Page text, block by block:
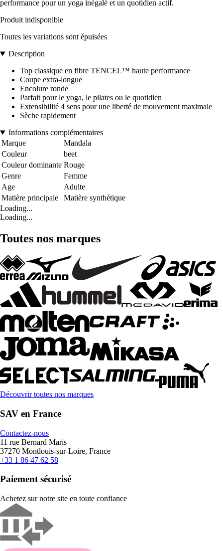
performance pour un yoga inégalé et un quotidien actif.
Produit indisponible
Toutes les variations sont épuisées
Description
Top classique en fibre TENCEL™ haute performance
Coupe extra-longue
Encolure ronde
Parfait pour le yoga, le pilates ou le quotidien
Extensibilité 4 sens pour une liberté de mouvement maximale
Sèche rapidement
Informations complémentaires
Marque
Mandala
Couleur
beet
Couleur dominante Rouge
Genre
Femme
Age
Adulte
Matière principale
Matière synthétique
Loading...
Loading...
Toutes nos marques
Découvrir toutes nos marques
SAV en France
Contactez-nous
11 rue Bernard Maris
37270 Montlouis-sur-Loire, France
+33 1 86 47 62 58
Paiement sécurisé
Achetez sur notre site en toute confiance